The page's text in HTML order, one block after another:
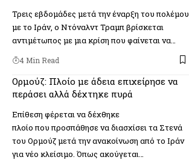
Τρεις εβδομάδες μετά την έναρξη του πολέμου
με το Ιράν, ο Ντόναλντ Τραμπ βρίσκεται
αντιμέτωπος με μια κρίση που φαίνεται να…
4 Min Read
Ορμούζ: Πλοίο με άδεια επιχείρησε να
περάσει αλλά δέχτηκε πυρά
Επίθεση φέρεται να δέχθηκε
πλοίο που προσπάθησε να διασχίσει τα Στενά
του Ορμούζ μετά την ανακοίνωση από το Ιράν
για νέο κλείσιμο. Όπως ακούγεται…